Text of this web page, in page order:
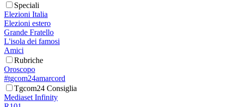
Speciali
Elezioni Italia
Elezioni estero
Grande Fratello
L'isola dei famosi
Amici
Rubriche
Oroscopo
#tgcom24amarcord
Tgcom24 Consiglia
Mediaset Infinity